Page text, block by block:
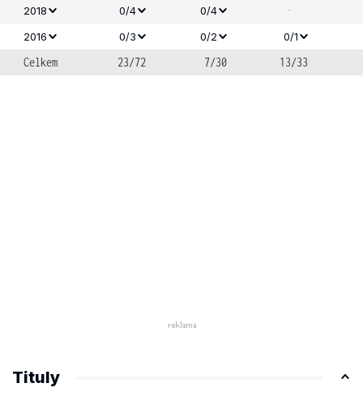
2018
0/4 0/4 -
2016 0/3 0/2 0/1
Celkem 23/72 7/30 13/33
Tituly